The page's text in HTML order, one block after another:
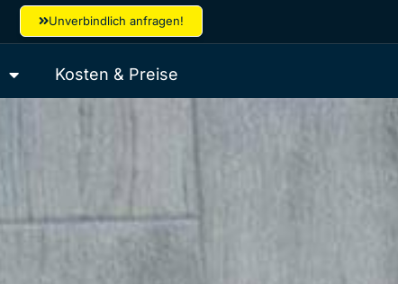
Unverbindlich anfragen!
Kosten & Preise